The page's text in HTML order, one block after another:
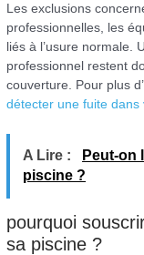
Les exclusions
professionnelles, les
liés à l’usure normale.
professionnel restent
couverture. Pour plus
détecter une fuite dans
A Lire :
Peut-on
piscine ?
pourquoi
sa piscine ?